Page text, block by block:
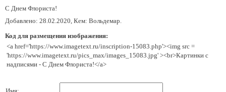
С Днем Флориста!
Добавлено: 28.02.2020, Кем: Вольдемар.
Код для размещения изображения:
<a href='https://www.imagetext.ru/inscription-15083.php'><img src =
'https://www.imagetext.ru/pics_max/images_15083.jpg' ><br>Картинки с
надписями - С Днем Флориста!</a>